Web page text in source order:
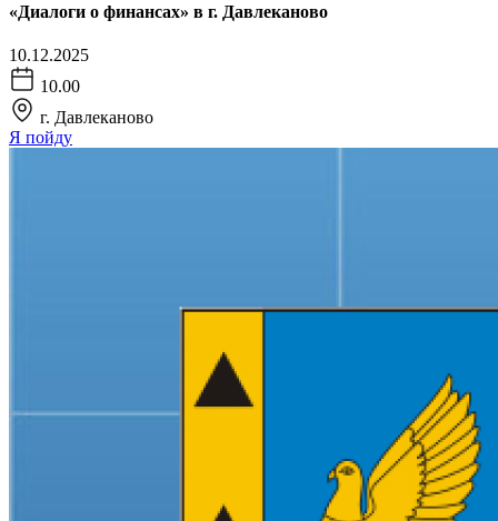
«Диалоги о финансах» в г. Давлеканово
10.12.2025
10.00
г. Давлеканово
Я пойду